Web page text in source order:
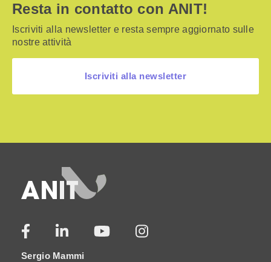
Resta in contatto con ANIT!
Iscriviti alla newsletter e resta sempre aggiornato sulle
nostre attività
Iscriviti alla newsletter
Sergio Mammi